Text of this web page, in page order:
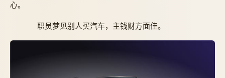
心。
职员梦见别人买汽车，主钱财方面佳。